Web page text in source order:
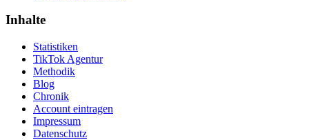
Inhalte
Statistiken
TikTok Agentur
Methodik
Blog
Chronik
Account eintragen
Impressum
Datenschutz